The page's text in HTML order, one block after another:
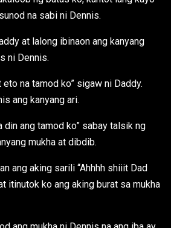
na sabi ni Dennis.
at lalong ibinaon ang kanyang
ni Dennis.
eto na tamod ko” sigaw ni Daddy.
ang kanyang ari.
din ang tamod ko” sabay talsik ng
mukha at dibdib.
ang aking sarili “Ahhhh shiiit Dad
itinutok ko ang aking burat sa mukha